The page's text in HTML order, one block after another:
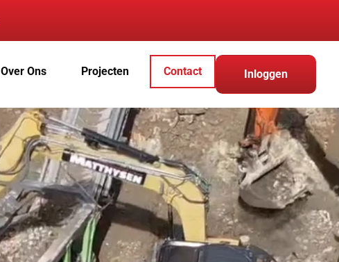
Over Ons Projecten Contact Inloggen